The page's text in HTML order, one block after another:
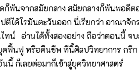
ก็พ้นจากสมัยกลาง สมัยกลางก็พ้นพอดี
ตีได้โรมันตะวันออก นี่เรียกว่า อาณาจัก
น์ อ่านได้ทั้งสองอย่าง ถือว่าตอนนี้ จบ
คฟื้นฟู หรือคืนชีพ ทีนี้ศิลปวิทยาการ กรี
นี้ ก็เลยต่อมาก็เข้าสู่ยุควิทยาศาสตร์